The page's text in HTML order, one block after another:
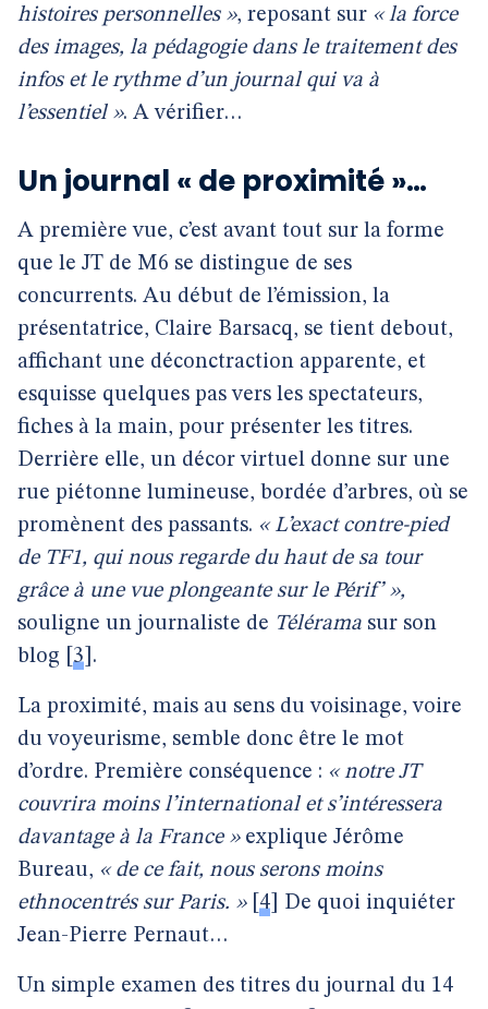
histoires personnelles », reposant sur « la force
des images, la pédagogie dans le traitement des
infos et le rythme d’un journal qui va à
l’essentiel ». A vérifier…
Un journal « de proximité »…
A première vue, c’est avant tout sur la forme
que le JT de M6 se distingue de ses
concurrents. Au début de l’émission, la
présentatrice, Claire Barsacq, se tient debout,
affichant une déconctraction apparente, et
esquisse quelques pas vers les spectateurs,
fiches à la main, pour présenter les titres.
Derrière elle, un décor virtuel donne sur une
rue piétonne lumineuse, bordée d’arbres, où se
promènent des passants. « L’exact contre-pied
de TF1, qui nous regarde du haut de sa tour
grâce à une vue plongeante sur le Périf’ »,
souligne un journaliste de Télérama sur son
blog
3 .
La proximité, mais au sens du voisinage, voire
du voyeurisme, semble donc être le mot
d’ordre. Première conséquence : « notre JT
couvrira moins l’international et s’intéressera
davantage à la France »explique Jérôme
Bureau, « de ce fait, nous serons moins
ethnocentrés sur Paris. »[ 4
De quoi inquiéter
Jean-Pierre Pernaut…
Un simple examen des titres du journal du 14